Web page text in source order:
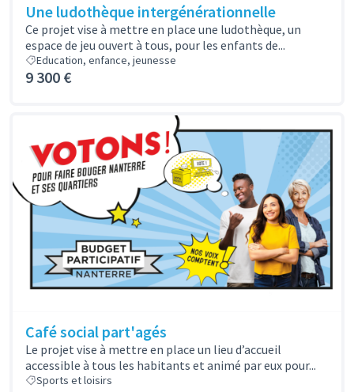
Une ludothèque intergénérationnelle
Ce projet vise à mettre en place une ludothèque, un
espace de jeu ouvert à tous, pour les enfants de...
Education, enfance, jeunesse
9 300 €
Café social part'agés
Le projet vise à mettre en place un lieu d’accueil
accessible à tous les habitants et animé par eux pour...
Sports et loisirs